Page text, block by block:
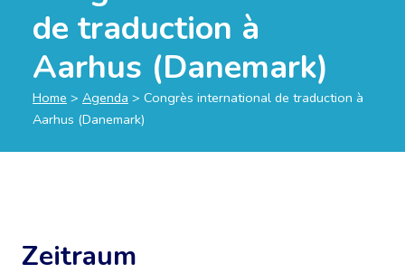
de traduction à
Aarhus (Danemark)
Home > Agenda > Congrès international de traduction à
Aarhus (Danemark)
Zeitraum